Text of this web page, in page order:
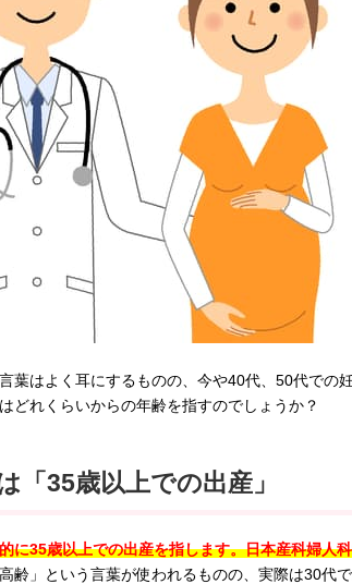
言葉はよく耳にするものの、今や40代、50代での
どれくらいからの年齢を指すのでしょうか？
「35歳以上での出産」
に35歳以上での出産を指します。日本産科婦人
高齢」という言葉が使われるものの、実際は30代